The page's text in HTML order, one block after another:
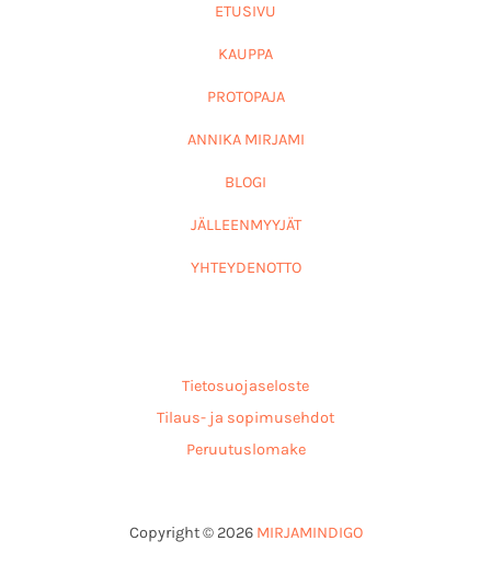
ETUSIVU
KAUPPA
PROTOPAJA
ANNIKA MIRJAMI
BLOGI
JÄLLEENMYYJÄT
YHTEYDENOTTO
Tietosuojaseloste
Tilaus- ja sopimusehdot
Peruutuslomake
Copyright © 2026 MIRJAMINDIGO